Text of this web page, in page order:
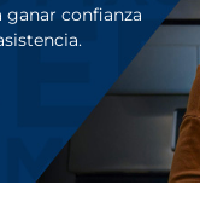
ganar confianza